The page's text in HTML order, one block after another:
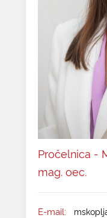
Pročelnica -
mag. oec.
E-mail: